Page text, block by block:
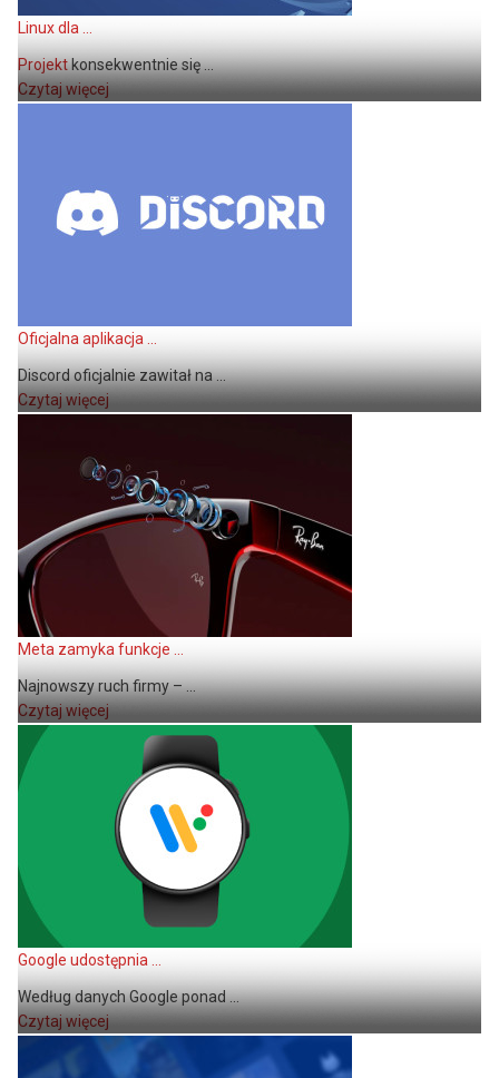
Linux dla ...
Projektkonsekwentnie się ...
Czytaj więcej
Oficjalna aplikacja ...
Discord oficjalnie zawitał na ...
Czytaj więcej
Meta zamyka funkcje ...
Najnowszy ruch firmy – ...
Czytaj więcej
Google udostępnia ...
Według danych Google ponad ...
Czytaj więcej